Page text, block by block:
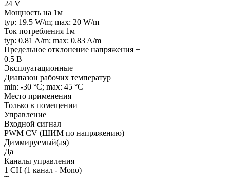
24 V
Мощность на 1м
typ: 19.5 W/m; max: 20 W/m
Ток потребления 1м
typ: 0.81 A/m; max: 0.83 A/m
Предельное отклонение напряжения ±
0.5 В
Эксплуатационные
Диапазон рабочих температур
min: -30 °C; max: 45 °C
Место применения
Только в помещении
Управление
Входной сигнал
PWM СV (ШИМ по напряжению)
Диммируемый(ая)
Да
Каналы управления
1 CH (1 канал - Mono)